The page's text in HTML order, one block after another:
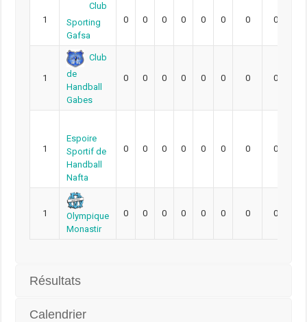
1
Club
Sporting
Gafsa
0 0 0 0 0 0 0 0
1
Club
de
Handball
Gabes
0 0 0 0 0 0 0 0
1
Espoire
Sportif de
Handball
Nafta
0 0 0 0 0 0 0 0
1
Olympique
Monastir
0 0 0 0 0 0 0 0
Résultats
Calendrier